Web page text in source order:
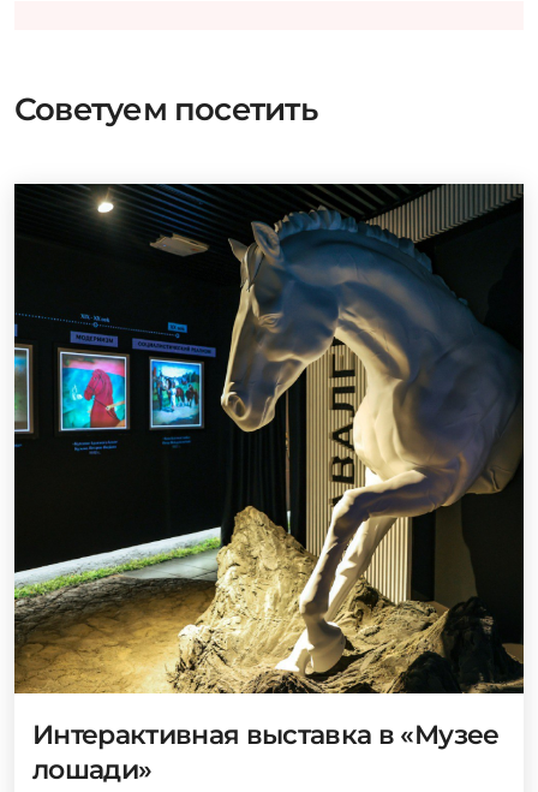
Советуем посетить
Интерактивная выставка в «Музее
лошади»